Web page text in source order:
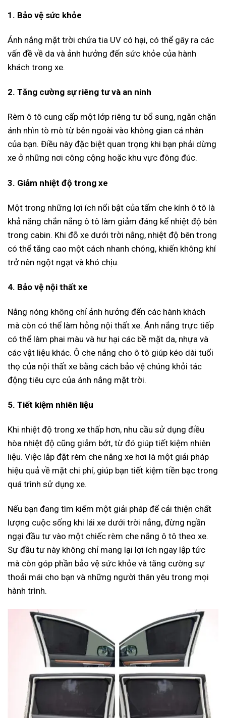
1. Bảo vệ sức khỏe
Ánh nắng mặt trời chứa tia UV có hại, có thể gây ra các
vấn đề về da và ảnh hưởng đến sức khỏe của hành
khách trong xe.
2. Tăng cường sự riêng tư và an ninh
Rèm ô tô cung cấp một lớp riêng tư bổ sung, ngăn chặn
ánh nhìn tò mò từ bên ngoài vào không gian cá nhân
của bạn. Điều này đặc biệt quan trọng khi bạn phải dừng
xe ở những nơi công cộng hoặc khu vực đông đúc.
3. Giảm nhiệt độ trong xe
Một trong những lợi ích nổi bật của tấm che kính ô tô là
khả năng chắn nắng ô tô làm giảm đáng kể nhiệt độ bên
trong cabin. Khi đỗ xe dưới trời nắng, nhiệt độ bên trong
có thể tăng cao một cách nhanh chóng, khiến không khí
trở nên ngột ngạt và khó chịu.
4. Bảo vệ nội thất xe
Nắng nóng không chỉ ảnh hưởng đến các hành khách
mà còn có thể làm hỏng nội thất xe. Ánh nắng trực tiếp
có thể làm phai màu và hư hại các bề mặt da, nhựa và
các vật liệu khác. Ô che nắng cho ô tô giúp kéo dài tuổi
thọ của nội thất xe bằng cách bảo vệ chúng khỏi tác
động tiêu cực của ánh nắng mặt trời.
5. Tiết kiệm nhiên liệu
Khi nhiệt độ trong xe thấp hơn, nhu cầu sử dụng điều
hòa nhiệt độ cũng giảm bớt, từ đó giúp tiết kiệm nhiên
liệu. Việc lắp đặt rèm che nắng xe hơi là một giải pháp
hiệu quả về mặt chi phí, giúp bạn tiết kiệm tiền bạc trong
quá trình sử dụng xe.
Nếu bạn đang tìm kiếm một giải pháp để cải thiện chất
lượng cuộc sống khi lái xe dưới trời nắng, đừng ngần
ngại đầu tư vào một chiếc rèm che nắng ô tô theo xe.
Sự đầu tư này không chỉ mang lại lợi ích ngay lập tức
mà còn góp phần bảo vệ sức khỏe và tăng cường sự
thoải mái cho bạn và những người thân yêu trong mọi
hành trình.